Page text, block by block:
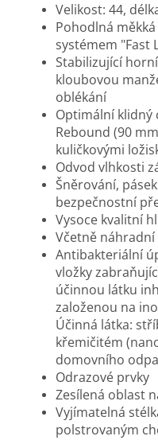
Velikost: 44,
Pohodlná
systémem "Fast
Stabilizující
kloubovou
oblékání
Optimální klidný
Rebound (90
kuličkovými
Odvod vlhkosti
Šněrování,
bezpečnostní
Vysoce kvalitní
Včetně
Antibakteriální
vložky
účinnou látku
založenou na
Účinná látka:
křemičitém
domovního
Odrazové prvky
Zesílená oblast
Vyjímatelná
polstrovaným